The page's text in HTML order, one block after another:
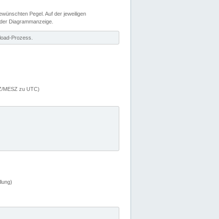
Pegel. Auf der jeweiligen
Diagrammanzeige.
Prozess.
MESZ zu UTC)